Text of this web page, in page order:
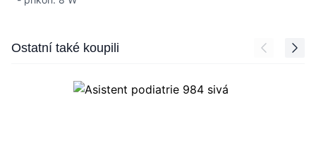
Press to skip carousel
Ostatní také koupili